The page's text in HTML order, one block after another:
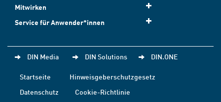
Mitwirken
Service für Anwender*innen
DIN Media DIN Solutions DIN.ONE
Startseite
Hinweisgeberschutzgesetz
Datenschutz
Cookie-Richtlinie